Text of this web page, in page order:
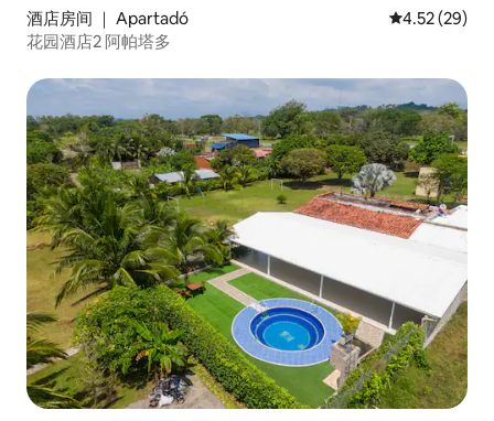
酒店房间 ｜ Apartadó 平均评分
4.52 (29)
花园酒店2 阿帕塔多